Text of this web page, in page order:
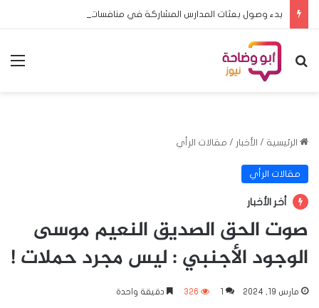
بحث عن
الرئيسية / الأخبار / مقالات الرأي
مقالات الرأي
أخر الأخبار
صوت الحق الصديق النعيم موسى
الوجود الأجنبي : ليس مجرد حملات !
مارس 19, 2024 1
326 دقيقة واحدة